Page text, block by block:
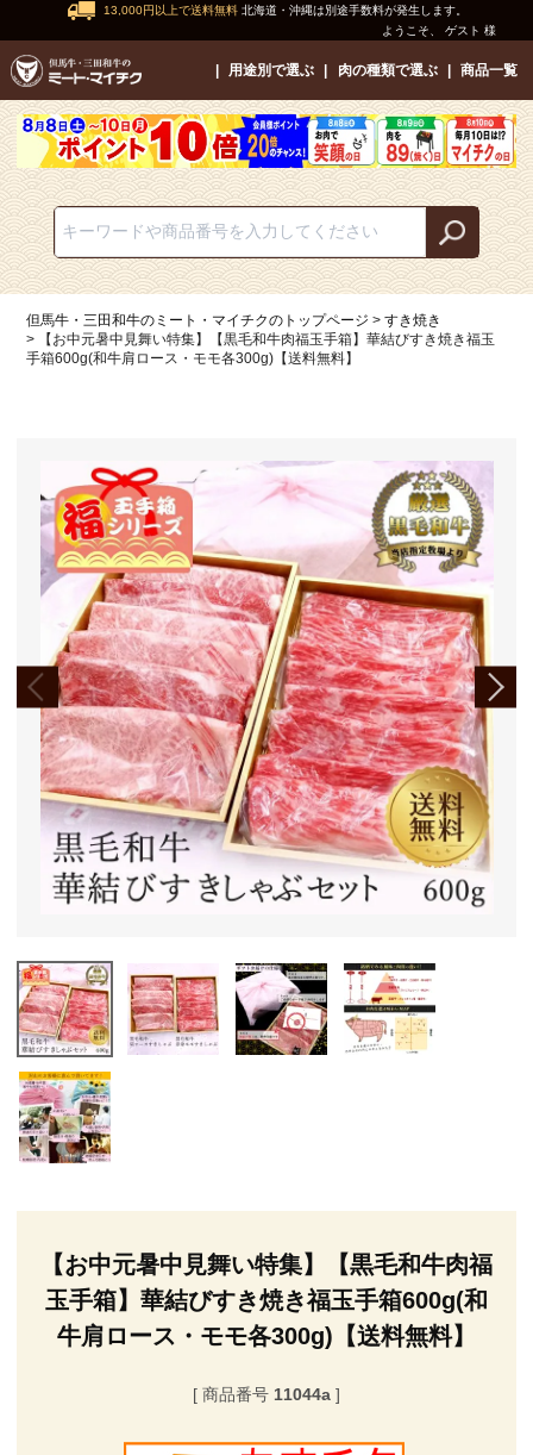
13,000円以上で送料無料 北海道・沖縄は別途手数料が発生します。
ようこそ、 ゲスト 様
用途別で選ぶ 肉の種類で選ぶ 商品一覧
但馬牛・三田和牛のミート・マイチクのトップページ
すき焼き
【お中元暑中見舞い特集】【黒毛和牛肉福玉手箱】華結びすき焼き福玉
手箱600g(和牛肩ロース・モモ各300g)【送料無料】
【お中元暑中見舞い特集】【黒毛和牛肉福
玉手箱】華結びすき焼き福玉手箱600g(和
牛肩ロース・モモ各300g)【送料無料】
商品番号 11044a